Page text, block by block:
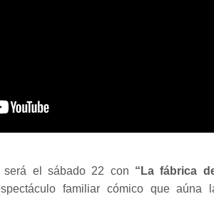
será el sábado 22 con “La fábrica
familiar cómico que aúna